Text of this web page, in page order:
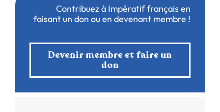
Contribuez à Impératif français en
faisant un don ou en devenant membre !
Devenir membre et faire un
don